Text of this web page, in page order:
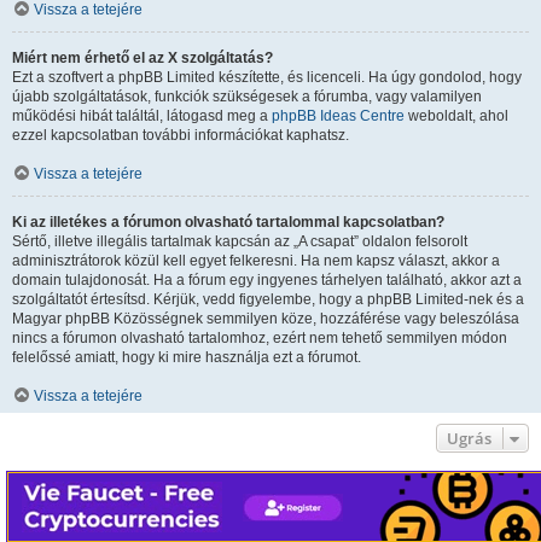
Vissza a tetejére
Miért nem érhető el az X szolgáltatás?
Ezt a szoftvert a phpBB Limited készítette, és licenceli. Ha úgy gondolod, hogy
újabb szolgáltatások, funkciók szükségesek a fórumba, vagy valamilyen
működési hibát találtál, látogasd meg a phpBB Ideas Centre weboldalt, ahol
ezzel kapcsolatban további információkat kaphatsz.
Vissza a tetejére
Ki az illetékes a fórumon olvasható tartalommal kapcsolatban?
Sértő, illetve illegális tartalmak kapcsán az „A csapat” oldalon felsorolt
adminisztrátorok közül kell egyet felkeresni. Ha nem kapsz választ, akkor a
domain tulajdonosát. Ha a fórum egy ingyenes tárhelyen található, akkor azt a
szolgáltatót értesítsd. Kérjük, vedd figyelembe, hogy a phpBB Limited-nek és a
Magyar phpBB Közösségnek semmilyen köze, hozzáférése vagy beleszólása
nincs a fórumon olvasható tartalomhoz, ezért nem tehető semmilyen módon
felelőssé amiatt, hogy ki mire használja ezt a fórumot.
Vissza a tetejére
Ugrás